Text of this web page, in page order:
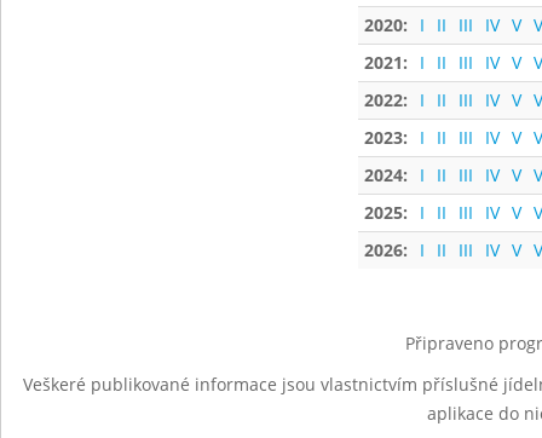
2020:
I II III IV V
2021:
I II III IV V
2022:
I II III IV V
2023:
I II III IV V
2024:
I II III IV V
2025:
I II III IV V
2026:
I II III IV V
Připraveno
Veškeré publikované informace jsou vlastnictvím příslušné
aplikace do